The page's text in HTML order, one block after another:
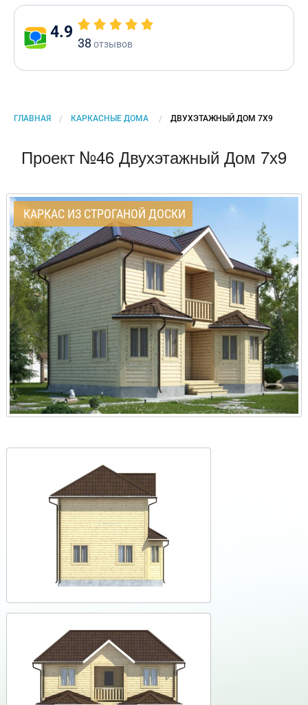
4.9
38 отзывов
ГЛАВНАЯ КАРКАСНЫЕ ДОМА CURRENT:
ДВУХЭТАЖНЫЙ ДОМ 7Х9
Проект №46 Двухэтажный Дом 7х9
КАРКАС ИЗ СТРОГАНОЙ ДОСКИ